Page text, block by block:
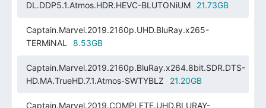
DL.DDP5.1.Atmos.HDR.HEVC-BLUTONiUM
21.73GB
Captain.Marvel.2019.2160p.UHD.BluRay.x265-
TERMiNAL
8.53GB
Captain.Marvel.2019.2160p.BluRay.x264.8bit.SDR.DTS-
HD.MA.TrueHD.7.1.Atmos-SWTYBLZ
21.20GB
Captain.Marvel.2019.COMPLETE.UHD.BLURAY-